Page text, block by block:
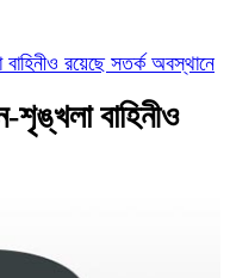
রয়েছে সতর্ক অবস্থানে
শৃঙ্খলা বাহিনীও